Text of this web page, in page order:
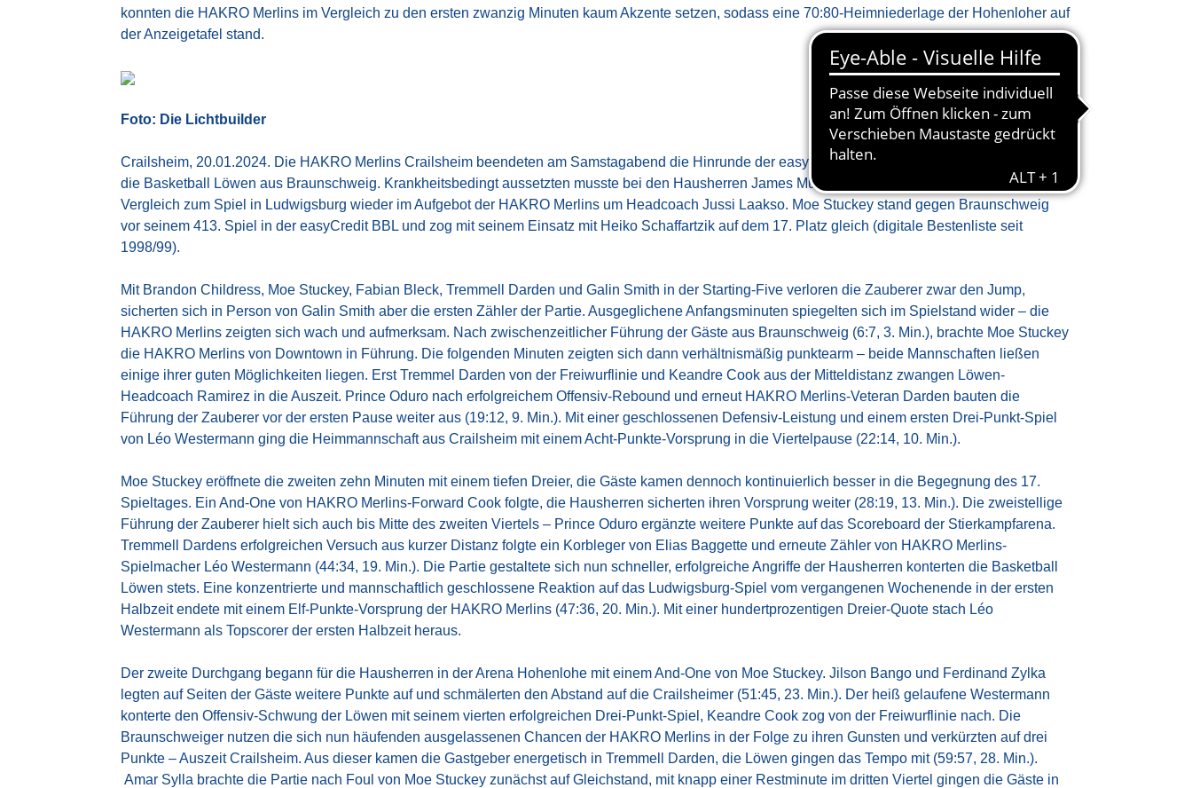
konnten die HAKRO Merlins im Vergleich zu den ersten zwanzig Minuten kaum Akzente setzen, sodass eine 70:80-Heimniederlage der Hohenloher auf
der Anzeigetafel stand.
Foto: Die Lichtbuilder
Crailsheim, 20.01.2024. Die HAKRO Merlins Crailsheim beendeten am Samstagabend die Hinrunde der easyCredit BBL mit einem Heimspiel gegen
die Basketball Löwen aus Braunschweig. Krankheitsbedingt aussetzten musste bei den Hausherren James Murray-Boyles, Prince Oduro stand dafür im
Vergleich zum Spiel in Ludwigsburg wieder im Aufgebot der HAKRO Merlins um Headcoach Jussi Laakso. Moe Stuckey stand gegen Braunschweig
vor seinem 413. Spiel in der easyCredit BBL und zog mit seinem Einsatz mit Heiko Schaffartzik auf dem 17. Platz gleich (digitale Bestenliste seit
1998/99).
Mit Brandon Childress, Moe Stuckey, Fabian Bleck, Tremmell Darden und Galin Smith in der Starting-Five verloren die Zauberer zwar den Jump,
sicherten sich in Person von Galin Smith aber die ersten Zähler der Partie. Ausgeglichene Anfangsminuten spiegelten sich im Spielstand wider – die
HAKRO Merlins zeigten sich wach und aufmerksam. Nach zwischenzeitlicher Führung der Gäste aus Braunschweig (6:7, 3. Min.), brachte Moe Stuckey
die HAKRO Merlins von Downtown in Führung. Die folgenden Minuten zeigten sich dann verhältnismäßig punktearm – beide Mannschaften ließen
einige ihrer guten Möglichkeiten liegen. Erst Tremmel Darden von der Freiwurflinie und Keandre Cook aus der Mitteldistanz zwangen Löwen-
Headcoach Ramirez in die Auszeit. Prince Oduro nach erfolgreichem Offensiv-Rebound und erneut HAKRO Merlins-Veteran Darden bauten die
Führung der Zauberer vor der ersten Pause weiter aus (19:12, 9. Min.). Mit einer geschlossenen Defensiv-Leistung und einem ersten Drei-Punkt-Spiel
von Léo Westermann ging die Heimmannschaft aus Crailsheim mit einem Acht-Punkte-Vorsprung in die Viertelpause (22:14, 10. Min.).
Moe Stuckey eröffnete die zweiten zehn Minuten mit einem tiefen Dreier, die Gäste kamen dennoch kontinuierlich besser in die Begegnung des 17.
Spieltages. Ein And-One von HAKRO Merlins-Forward Cook folgte, die Hausherren sicherten ihren Vorsprung weiter (28:19, 13. Min.). Die zweistellige
Führung der Zauberer hielt sich auch bis Mitte des zweiten Viertels – Prince Oduro ergänzte weitere Punkte auf das Scoreboard der Stierkampfarena.
Tremmell Dardens erfolgreichen Versuch aus kurzer Distanz folgte ein Korbleger von Elias Baggette und erneute Zähler von HAKRO Merlins-
Spielmacher Léo Westermann (44:34, 19. Min.). Die Partie gestaltete sich nun schneller, erfolgreiche Angriffe der Hausherren konterten die Basketball
Löwen stets. Eine konzentrierte und mannschaftlich geschlossene Reaktion auf das Ludwigsburg-Spiel vom vergangenen Wochenende in der ersten
Halbzeit endete mit einem Elf-Punkte-Vorsprung der HAKRO Merlins (47:36, 20. Min.). Mit einer hundertprozentigen Dreier-Quote stach Léo
Westermann als Topscorer der ersten Halbzeit heraus.
Der zweite Durchgang begann für die Hausherren in der Arena Hohenlohe mit einem And-One von Moe Stuckey. Jilson Bango und Ferdinand Zylka
legten auf Seiten der Gäste weitere Punkte auf und schmälerten den Abstand auf die Crailsheimer (51:45, 23. Min.). Der heiß gelaufene Westermann
konterte den Offensiv-Schwung der Löwen mit seinem vierten erfolgreichen Drei-Punkt-Spiel, Keandre Cook zog von der Freiwurflinie nach. Die
Braunschweiger nutzen die sich nun häufenden ausgelassenen Chancen der HAKRO Merlins in der Folge zu ihren Gunsten und verkürzten auf drei
Punkte – Auszeit Crailsheim. Aus dieser kamen die Gastgeber energetisch in Tremmell Darden, die Löwen gingen das Tempo mit (59:57, 28. Min.).
Amar Sylla brachte die Partie nach Foul von Moe Stuckey zunächst auf Gleichstand, mit knapp einer Restminute im dritten Viertel gingen die Gäste in